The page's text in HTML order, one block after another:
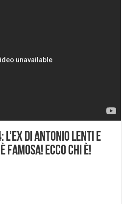
l’ex di Antonio Lenti e
famosa! Ecco chi è!